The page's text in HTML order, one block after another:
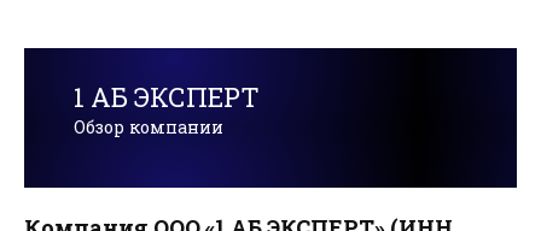
1 АБ ЭКСПЕРТ
Обзор компании